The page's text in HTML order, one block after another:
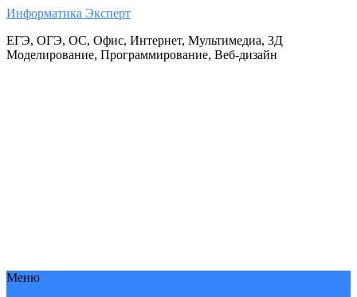
Информатика Эксперт
ЕГЭ, ОГЭ, ОС, Офис, Интернет, Мультимедиа, 3Д
Моделирование, Программирование, Веб-дизайн
Меню